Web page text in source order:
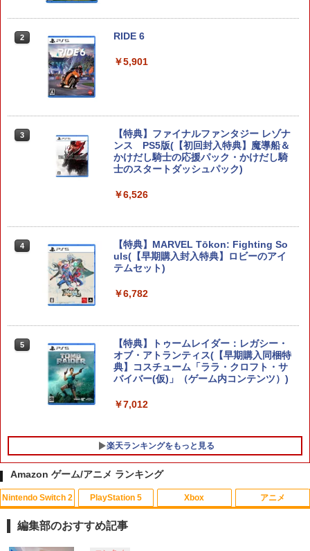
2
【特典】ドラゴンクエストモンスターズ
witch2版(【早期購入封入特典】冒険ス
ゼルダの伝説 ブレス オブ ザ ワイルド
Nintendo Switch 2 Edition
4
任天堂 【Switch2】ゼルダの伝説 ブレス
オブ ザ ワイルド Nintendo Switch 2 Ed
ition [NXS-P-AAAAH NSW2 ゼルダノデ
鬼武者 Way of the Sword 【Switch2】
POT-P-ABNMA
2 RIDE 6
￥5,901
3
【特典】ファイナルファンタジー レゾナ
ンス PS5版(【初回封入特典】魔導船＆
かけだし騎士の応援パック・かけだし騎
士のスタートダッシュパック)
￥6,526
4
【特典】MARVEL Tōkon: Fighting So
uls(【早期購入封入特典】ロビーのアイ
テムセット)
￥6,782
5
【特典】トゥームレイダー：レガシー・
オブ・アトランティス(【早期購入同梱特
典】コスチューム「ララ・クロフト・サ
バイバー(仮)」（ゲーム内コンテンツ）)
￥7,012
楽天ランキングをもっと見る
1
PS Vita 2000 アナログスティック・スラ
イドパッド修理用基板 部品 パーツ L R
互換 黒 ブラック オリジナルウエス スラ
1
【中古】おそ松さん 第五松（初回生産
限定版 Blu-ray DISC）/Blu−ray Dis
c/EYXA-10744
Amazon ゲーム/アニメ ランキング
Nintendo Switch 2 PlayStation 5 Xbox アニメ
編集部のおすすめ記事